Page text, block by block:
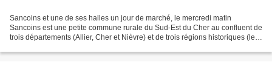
Sancoins et une de ses halles un jour de marché, le mercredi matin
Sancoins est une petite commune rurale du Sud-Est du Cher au confluent de
trois départements (Allier, Cher et Nièvre) et de trois régions historiques (le